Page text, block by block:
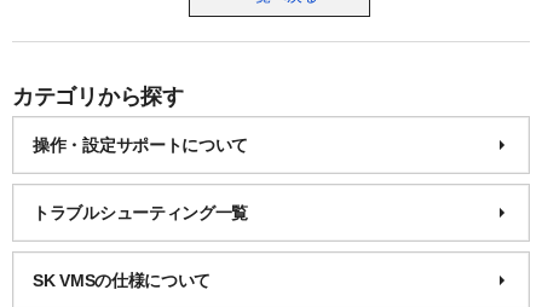
カテゴリから探す
操作・設定サポートについて
トラブルシューティング一覧
SK VMSの仕様について